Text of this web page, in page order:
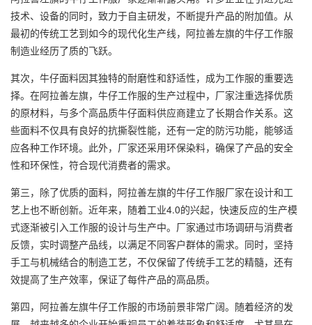
技术、设备的同时，致力于自主研发，不断提升产品的附加值。从
最初的传统工艺到如今的现代化生产线，阿拉善左旗的牛仔工作服
制造业经历了质的飞跃。
其次，牛仔面料因其独特的耐磨性和舒适性，成为工作服的重要选
择。在阿拉善左旗，牛仔工作服的生产过程中，厂家注重选择优质
的原材料，与多个高品质牛仔面料供应商建立了长期合作关系。这
些面料不仅具有良好的抗撕裂性能，还有一定的防污功能，能够适
应各种工作环境。此外，厂家还采用环保染料，确保了产品的安全
性和环保性，符合现代消费者的需求。
第三，除了优质的面料，阿拉善左旗的牛仔工作服厂家在设计和工
艺上也不断创新。近年来，随着工业4.0的兴起，快速反应的生产模
式逐渐被引入工作服的设计与生产中。厂家通过市场调研与消费者
反馈，实时调整产品线，以满足不同客户群体的需求。同时，坚持
手工与机械结合的制造工艺，不仅保留了传统手工艺的精髓，还有
效提高了生产效率，保证了每件产品的高品质。
第四，阿拉善左旗牛仔工作服的市场前景非常广阔。随着经济的发